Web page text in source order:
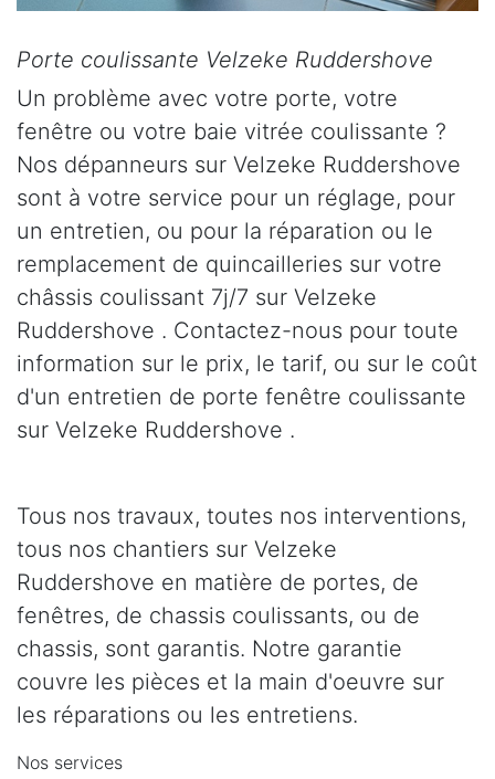
Porte coulissante Velzeke Ruddershove
Un problème avec votre porte, votre
fenêtre ou votre baie vitrée coulissante ?
Nos dépanneurs sur Velzeke Ruddershove
sont à votre service pour un réglage, pour
un entretien, ou pour la réparation ou le
remplacement de quincailleries sur votre
châssis coulissant 7j/7 sur Velzeke
Ruddershove . Contactez-nous pour toute
information sur le prix, le tarif, ou sur le coût
d'un entretien de porte fenêtre coulissante
sur Velzeke Ruddershove .
Tous nos travaux, toutes nos interventions,
tous nos chantiers sur Velzeke
Ruddershove en matière de portes, de
fenêtres, de chassis coulissants, ou de
chassis, sont garantis. Notre garantie
couvre les pièces et la main d'oeuvre sur
les réparations ou les entretiens.
Nos services